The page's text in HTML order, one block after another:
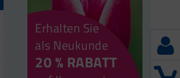
Erhalten Sie
als Neukunde
20 % RABATT